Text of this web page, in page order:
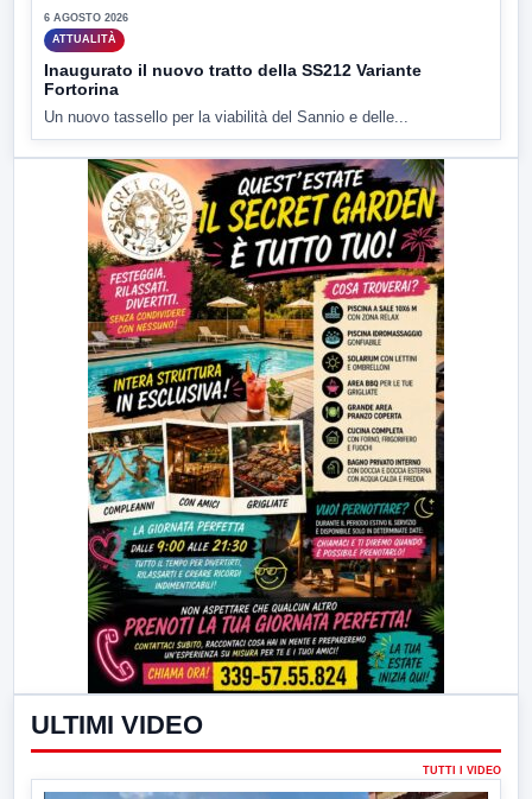
6 AGOSTO 2026
ATTUALITÀ
Inaugurato il nuovo tratto della SS212 Variante
Fortorina
Un nuovo tassello per la viabilità del Sannio e delle...
ULTIMI VIDEO
TUTTI I VIDEO